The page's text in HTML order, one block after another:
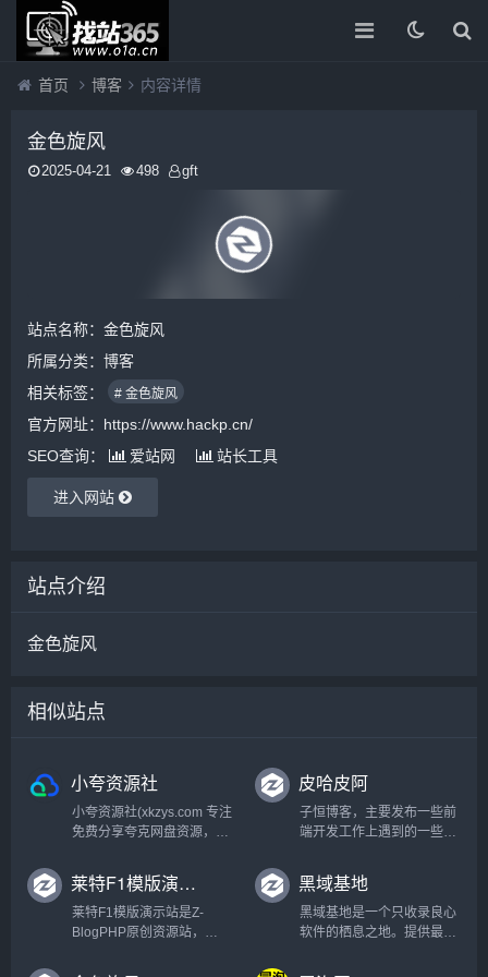
首页 博客 内容详情
金色旋风
2025-04-21 498 gft
站点名称：金色旋风
所属分类： 博客
相关标签：
# 金色旋风
官方网址：https://www.hackp.cn/
SEO查询：
爱站网 站长工具
进入网站
站点介绍
金色旋风
相似站点
小夸资源社
小夸资源社(xkzys.com 专注
免费分享夸克网盘资源，优
影、4K电视剧、书籍资料、
学习教程、音乐音频应有尽
有，更多内容等待你来发掘
~...
皮哈皮阿
子恒博客，主要发布一些前
端开发工作上遇到的一些问
板,如beginning-pro等。...
莱特F1模版演示站
莱特F1模版演示站是Z-
BlogPHP原创资源站，
者...
黑域基地
黑域基地是一个只收录良心
软件的栖息之地。提供最新
软件，每个软件评测都极其